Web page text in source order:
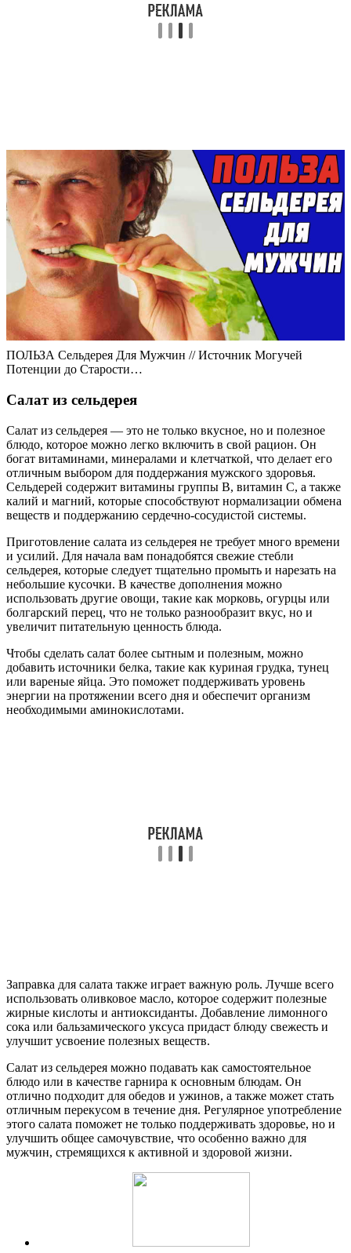
ПОЛЬЗА Сельдерея Для Мужчин // Источник Могучей
Потенции до Старости…
Салат из сельдерея
Салат из сельдерея — это не только вкусное, но и полезное
блюдо, которое можно легко включить в свой рацион. Он
богат витаминами, минералами и клетчаткой, что делает его
отличным выбором для поддержания мужского здоровья.
Сельдерей содержит витамины группы B, витамин C, а также
калий и магний, которые способствуют нормализации обмена
веществ и поддержанию сердечно-сосудистой системы.
Приготовление салата из сельдерея не требует много времени
и усилий. Для начала вам понадобятся свежие стебли
сельдерея, которые следует тщательно промыть и нарезать на
небольшие кусочки. В качестве дополнения можно
использовать другие овощи, такие как морковь, огурцы или
болгарский перец, что не только разнообразит вкус, но и
увеличит питательную ценность блюда.
Чтобы сделать салат более сытным и полезным, можно
добавить источники белка, такие как куриная грудка, тунец
или вареные яйца. Это поможет поддерживать уровень
энергии на протяжении всего дня и обеспечит организм
необходимыми аминокислотами.
Заправка для салата также играет важную роль. Лучше всего
использовать оливковое масло, которое содержит полезные
жирные кислоты и антиоксиданты. Добавление лимонного
сока или бальзамического уксуса придаст блюду свежесть и
улучшит усвоение полезных веществ.
Салат из сельдерея можно подавать как самостоятельное
блюдо или в качестве гарнира к основным блюдам. Он
отлично подходит для обедов и ужинов, а также может стать
отличным перекусом в течение дня. Регулярное употребление
этого салата поможет не только поддерживать здоровье, но и
улучшить общее самочувствие, что особенно важно для
мужчин, стремящихся к активной и здоровой жизни.